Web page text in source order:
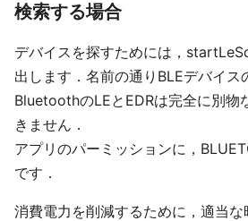
検索する場合
デバイスを探すためには，
出します．名前の通りBLEデバイス
BluetoothのLEとEDRは完全に別物
きません．
アプリのパーミッションに，
です．
消費電力を削減するために，適当